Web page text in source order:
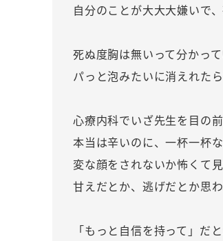
自分のことが大大大嫌いで
死ぬ度胸は無いって分かって
パっと泡みたいに消えれたら
心療内科でいざ先生を目の
本当は辛いのに、一杯一杯
変な顔をされないか怖くて
甘えだとか、逃げだとか思わ
「もっと自信を持って」だ